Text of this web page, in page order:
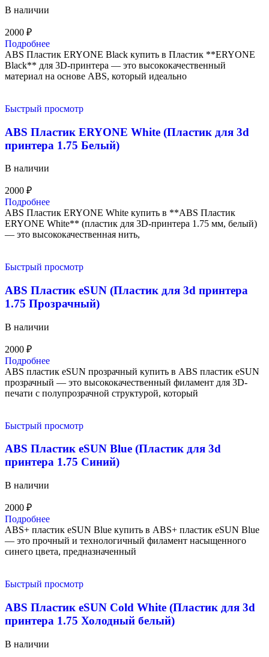
В наличии
2000 ₽
Подробнее
ABS Пластик ERYONE Black купить в Пластик **ERYONE
Black** для 3D-принтера — это высококачественный
материал на основе ABS, который идеально
Быстрый просмотр
ABS Пластик ERYONE White (Пластик для 3d
принтера 1.75 Белый)
В наличии
2000 ₽
Подробнее
ABS Пластик ERYONE White купить в **ABS Пластик
ERYONE White** (пластик для 3D-принтера 1.75 мм, белый)
— это высококачественная нить,
Быстрый просмотр
ABS Пластик eSUN (Пластик для 3d принтера
1.75 Прозрачный)
В наличии
2000 ₽
Подробнее
ABS пластик eSUN прозрачный купить в ABS пластик eSUN
прозрачный — это высококачественный филамент для 3D-
печати с полупрозрачной структурой, который
Быстрый просмотр
ABS Пластик eSUN Blue (Пластик для 3d
принтера 1.75 Синий)
В наличии
2000 ₽
Подробнее
ABS+ пластик eSUN Blue купить в ABS+ пластик eSUN Blue
— это прочный и технологичный филамент насыщенного
синего цвета, предназначенный
Быстрый просмотр
ABS Пластик eSUN Cold White (Пластик для 3d
принтера 1.75 Холодный белый)
В наличии